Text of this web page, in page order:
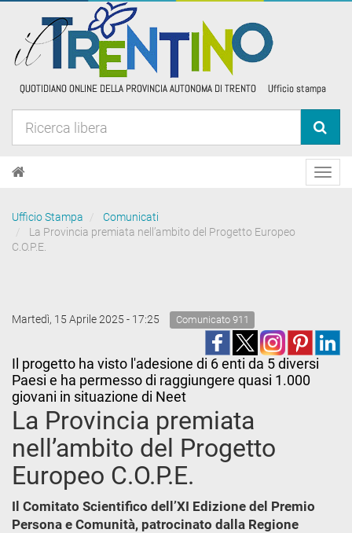
Ufficio Stampa
Comunicati
La Provincia premiata nell’ambito del Progetto Europeo
C.O.P.E.
Martedì, 15 Aprile 2025 - 17:25 Comunicato 911
Il progetto ha visto l'adesione di 6 enti da 5 diversi
Paesi e ha permesso di raggiungere quasi 1.000
giovani in situazione di Neet
La Provincia premiata
nell’ambito del Progetto
Europeo C.O.P.E.
Il Comitato Scientifico dell’XI Edizione del Premio
Persona e Comunità, patrocinato dalla Regione